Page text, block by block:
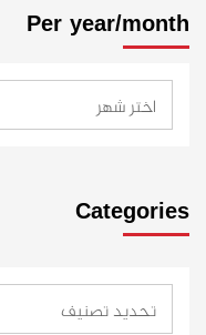
Per year/month
Categories